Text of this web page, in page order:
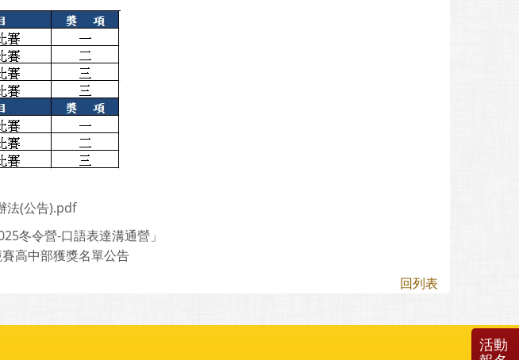
法(公告).pdf
冬令營-口語表達溝通營」
高中部獲獎名單公告
回列表
活動